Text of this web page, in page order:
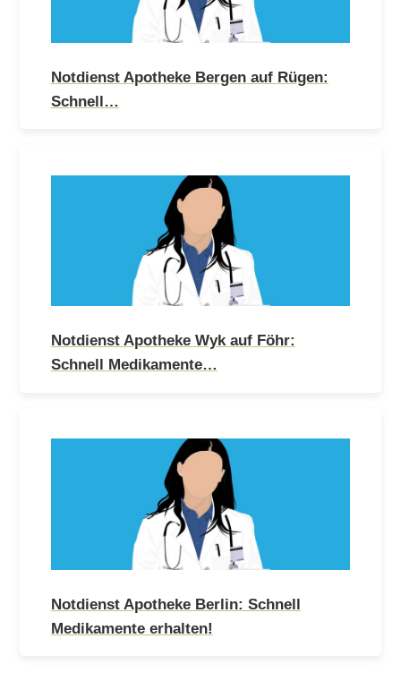
Notdienst Apotheke Bergen auf Rügen:
Schnell…
Notdienst Apotheke Wyk auf Föhr:
Schnell Medikamente…
Notdienst Apotheke Berlin: Schnell
Medikamente erhalten!